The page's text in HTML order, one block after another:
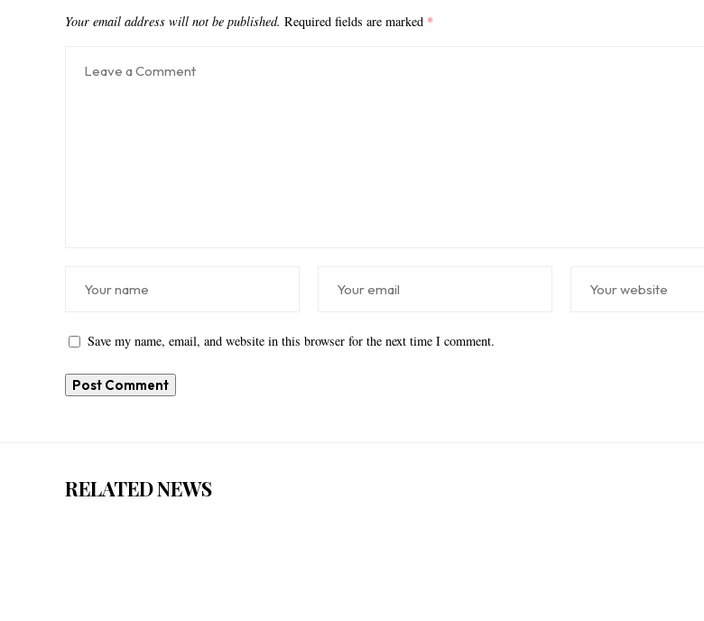
Your email address will not be published. Required fields are marked *
Save my name, email, and website in this browser for the next time I comment.
RELATED NEWS